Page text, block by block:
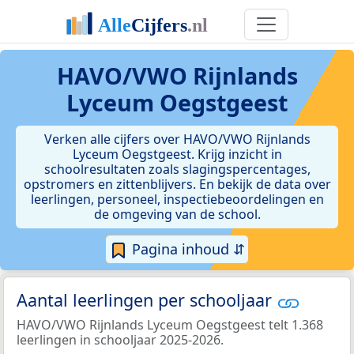
HAVO/VWO Rijnlands
Lyceum Oegstgeest
Verken alle cijfers over HAVO/VWO Rijnlands
Lyceum Oegstgeest. Krijg inzicht in
schoolresultaten zoals slagingspercentages,
opstromers en zittenblijvers. En bekijk de data over
leerlingen, personeel, inspectiebeoordelingen en
de omgeving van de school.
Pagina inhoud ⇵
Aantal leerlingen per schooljaar
HAVO/VWO Rijnlands Lyceum Oegstgeest telt 1.368
leerlingen in schooljaar 2025-2026.